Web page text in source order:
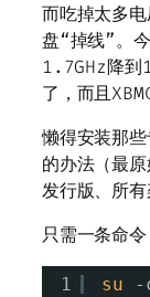
而吃掉太多
盘“掉线”。
1.7GHz降到
了，而且
懒得安装那
的办法（最
发行版、所有
只需一条命令
1 su -